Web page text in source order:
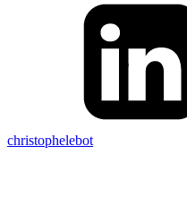
christophelebot